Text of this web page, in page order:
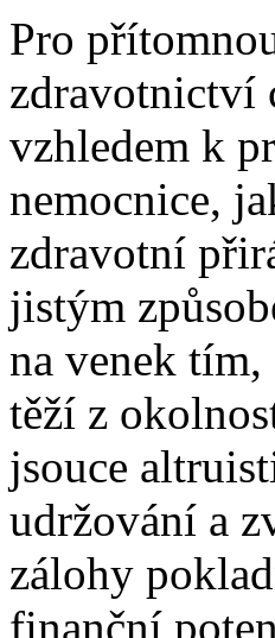
Pro
zdravotnictví
vzhledem k
nemocnice,
zdravotní
jistým
na venek tím,
těží z
jsouce
udržování a
zálohy
finanční